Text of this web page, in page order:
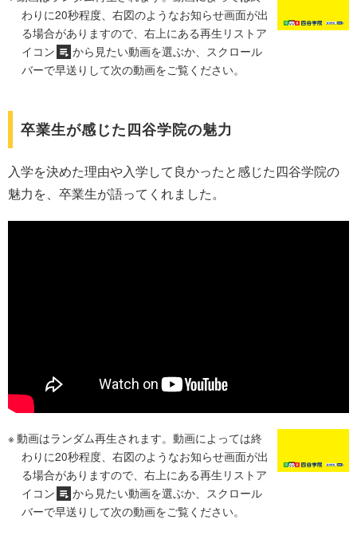
わりに20秒程度、右図のようなお知らせ画面が出
る場合がありますので、右上にある再生リストア
イコン
から見たい動画を選ぶか、スクロール
バーで早送りして次の動画をご覧ください。
卒業生が感じた四谷学院の魅力
入学を決めた理由や入学して良かったと感じた四谷学院の
魅力を、卒業生が語ってくれました。
動画はランダム再生されます。動画によっては終
わりに20秒程度、右図のようなお知らせ画面が出
る場合がありますので、右上にある再生リストア
イコン
から見たい動画を選ぶか、スクロール
バーで早送りして次の動画をご覧ください。